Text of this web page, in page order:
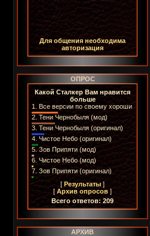
Для общения необходима
авторизация
ОПРОС
Какой Сталкер Вам нравится
больше
1. Все версии по своему хороши
2.Тени Чернобыля (мод)
3. Тени Чернобыля (оригинал)
4. Чистое Небо (оригинал)
5.Зов Припяти (мод)
6.Чистое Небо (мод)
7.Зов Припяти (оригинал)
[Результаты]
[Архив опросов ]
Всего ответов: 209
АРХИВ